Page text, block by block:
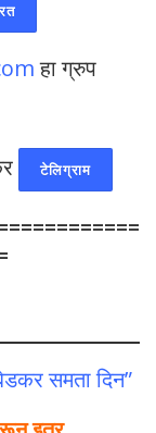
हा ग्रुप
टेलिग्राम
समता दिन”